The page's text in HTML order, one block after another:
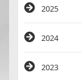
2025
2024
2023